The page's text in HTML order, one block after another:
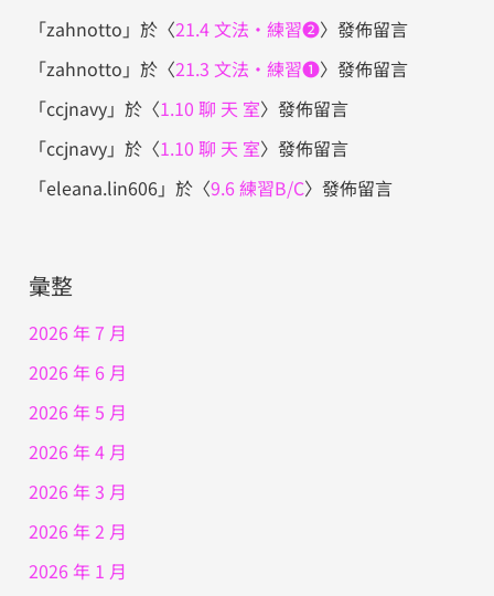
「zahnotto 」於〈21.4 文法・練習❷〉發佈留言
「zahnotto 」於〈21.3 文法・練習❶〉發佈留言
「ccjnavy」於〈1.10 聊 天 室〉發佈留言
「ccjnavy」於〈1.10 聊 天 室〉發佈留言
「eleana.lin606」於〈9.6 練習B/C〉發佈留言
彙整
2026 年 7 月
2026 年 6 月
2026 年 5 月
2026 年 4 月
2026 年 3 月
2026 年 2 月
2026 年 1 月